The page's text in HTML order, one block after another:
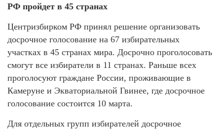
РФ пройдет в 45 странах
Центризбирком РФ принял решение организовать
досрочное голосование на 67 избирательных
участках в 45 странах мира. Досрочно проголосовать
смогут все избиратели в 11 странах. Раньше всех
проголосуют граждане России, проживающие в
Камеруне и Экваториальной Гвинее, где досрочное
голосование состоится 10 марта.
Для отдельных групп избирателей досрочное